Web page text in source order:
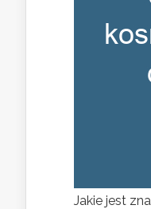
Jakie jest